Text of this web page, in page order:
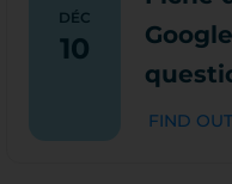
DÉC
10
FIND